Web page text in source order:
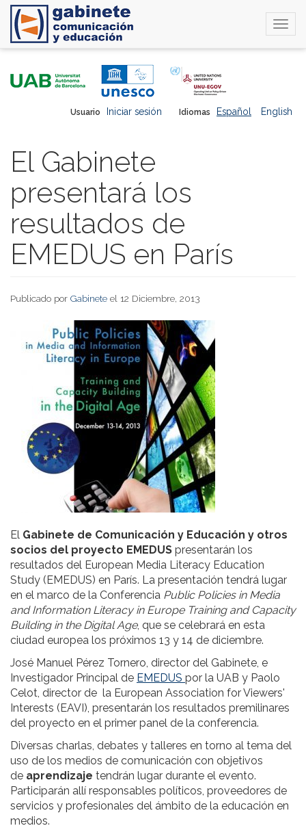
Idiomas Español English
Usuario Iniciar sesión
El Gabinete
presentará los
resultados de
EMEDUS en París
Publicado por Gabinete el 12 Diciembre, 2013
El Gabinete de Comunicación y Educación y otros
socios del proyecto EMEDUS presentarán los
resultados del European Media Literacy Education
Study (EMEDUS) en París. La presentación tendrá lugar
en el marco de la Conferencia Public Policies in Media
and Information Literacy in Europe Training and Capacity
Building in the Digital Age, que se celebrará en esta
ciudad europea los próximos 13 y 14 de diciembre.
José Manuel Pérez Tornero, director del Gabinete, e
Investigador Principal de EMEDUS por la UAB y Paolo
Celot, director de la European Association for Viewers'
Interests (EAVI), presentarán los resultados premilinares
del proyecto en el primer panel de la conferencia.
Diversas charlas, debates y talleres en torno al tema del
uso de los medios de comunicación con objetivos
de aprendizaje tendrán lugar durante el evento.
Participarán allí responsables políticos, proveedores de
servicios y profesionales del ámbito de la educación en
medios.